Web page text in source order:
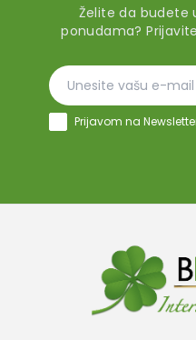
Želite da budete
ponudama?
Prijavom na